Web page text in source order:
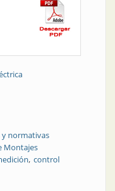
y normativas
Montajes
control